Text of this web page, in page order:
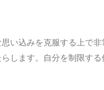
い込みを克服する上で
します。自分を制限す